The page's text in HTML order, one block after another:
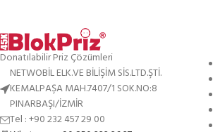
Donatılabilir Priz Çözümleri
NETWOBİL ELK.VE BİLİŞİM SİS.LTD.ŞTİ.
KEMALPAŞA MAH.7407/1 SOK.NO:8
PINARBAŞI/İZMİR
Tel : +90 232 457 29 00